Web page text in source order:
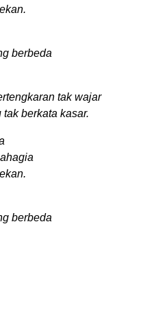
berbeda
tak wajar
berkata kasar.
berbeda